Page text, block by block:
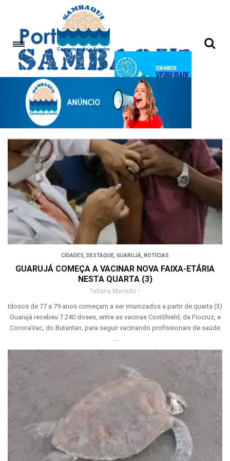
Atenção
CIDADES, DESTAQUE, GUARUJÁ, NOTÍCIAS
GUARUJÁ COMEÇA A VACINAR NOVA FAIXA-ETÁRIA
NESTA QUARTA (3)
Tatiana Macedo
Idosos de 77 a 79 anos começam a ser imunizados a partir de quarta (3)
Guarujá recebeu 7.240 doses, entre as vacinas CoviShield, da Fiocruz, e
CoronaVac, do Butantan, para seguir vacinando profissionais de saúde
...